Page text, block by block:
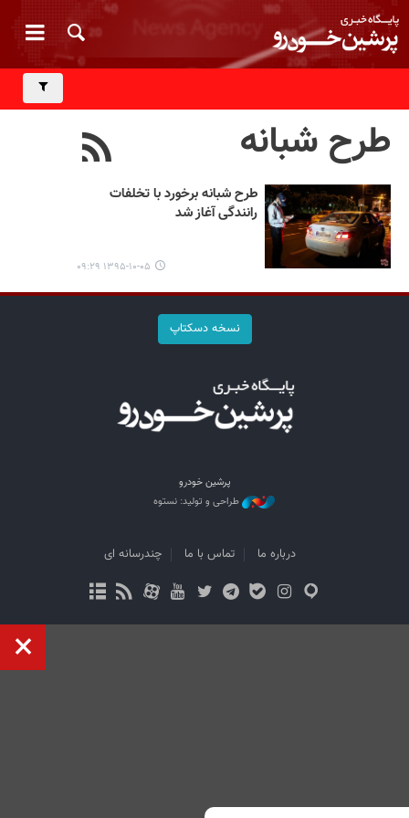
طرح شبانه
طرح شبانه برخورد با تخلفات
رانندگی آغاز شد
۱۳۹۵-۱۰-۰۵ ۰۹:۲۹
نسخه دسکتاپ
پرشین خودرو
طراحی و تولید: نستوه
درباره ما تماس با ما چندرسانه ای